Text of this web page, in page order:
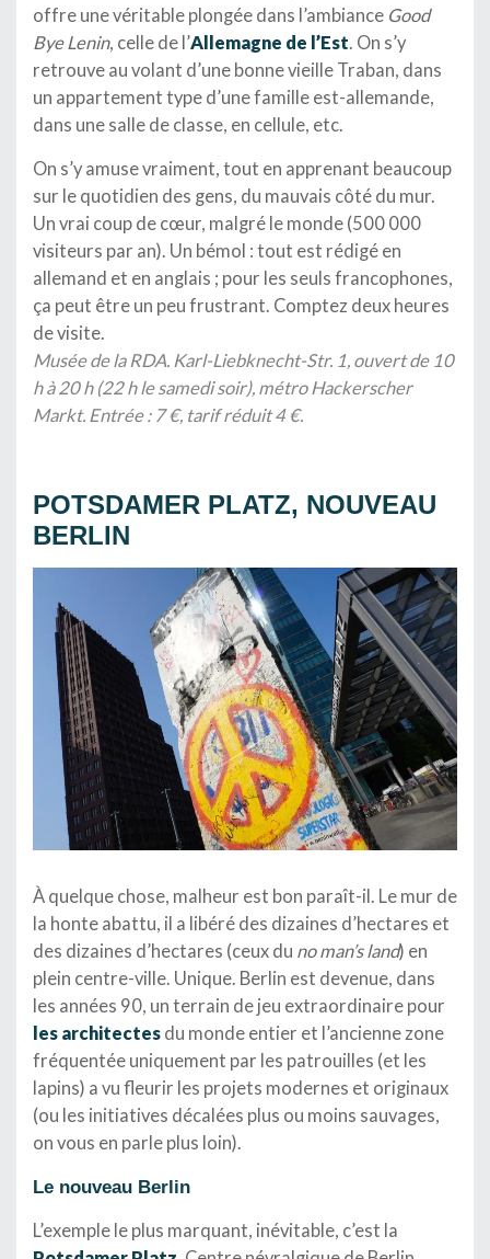
offre une véritable plongée dans l’ambiance Good
Bye Lenin, celle de l’Allemagne de l’Est. On s’y
retrouve au volant d’une bonne vieille Traban, dans
un appartement type d’une famille est-allemande,
dans une salle de classe, en cellule, etc.
On s’y amuse vraiment, tout en apprenant beaucoup
sur le quotidien des gens, du mauvais côté du mur.
Un vrai coup de cœur, malgré le monde (500 000
visiteurs par an). Un bémol : tout est rédigé en
allemand et en anglais ; pour les seuls francophones,
ça peut être un peu frustrant. Comptez deux heures
de visite.
Musée de la RDA. Karl-Liebknecht-Str. 1, ouvert de 10
h à 20 h (22 h le samedi soir), métro Hackerscher
Markt. Entrée : 7 €, tarif réduit 4 €.
POTSDAMER PLATZ, NOUVEAU
BERLIN
À quelque chose, malheur est bon paraît-il. Le mur de
la honte abattu, il a libéré des dizaines d’hectares et
des dizaines d’hectares (ceux du no man’s land) en
plein centre-ville. Unique. Berlin est devenue, dans
les années 90, un terrain de jeu extraordinaire pour
les architectes du monde entier et l’ancienne zone
fréquentée uniquement par les patrouilles (et les
lapins) a vu fleurir les projets modernes et originaux
(ou les initiatives décalées plus ou moins sauvages,
on vous en parle plus loin).
Le nouveau Berlin
L’exemple le plus marquant, inévitable, c’est la